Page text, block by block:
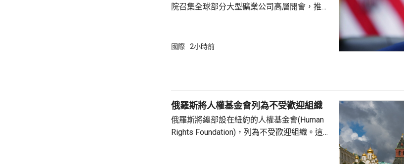
院召集全球部分大型礦業公司高層開會，推動
但華府正急需關鍵礦產來補充伊朗戰事期間耗
鏈的依賴，計劃宣布一系列協議和諒解備忘
錄。 消息人士預計，出席的業界巨頭包括全
球...
國際 2小時前
俄羅斯將人權基金會列為不受歡迎組織
俄羅斯將總部設在紐約的人權基金會(Human
Rights Foundation)，列為不受歡迎組織。這個